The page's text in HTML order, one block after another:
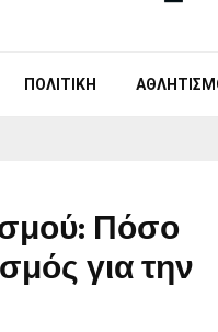
ΠΟΛΙΤΙΚΗ
Πόσο
για την